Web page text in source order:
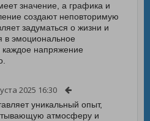
значение, а графика и
создают неповторимую
задуматься о жизни и
в эмоциональное
каждое напряжение
2025 16:30
уникальный опыт,
атмосферу и